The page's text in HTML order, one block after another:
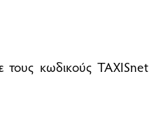
τους κωδικούς TAXISnet